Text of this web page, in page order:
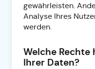
gewährleisten.
Analyse Ihres
werden.
Welche Rechte
Ihrer Daten?